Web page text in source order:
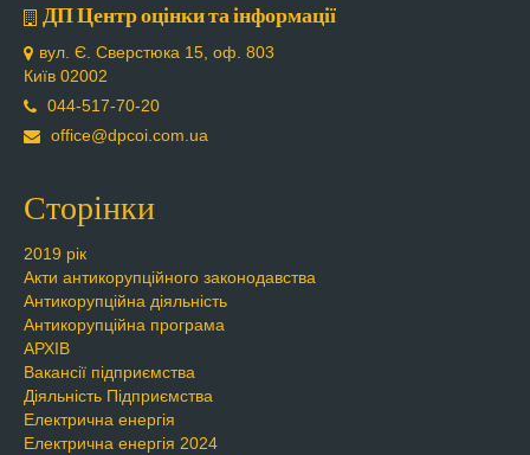
ДП Центр оцінки та інформації
вул. Є. Сверстюка 15, оф. 803
Київ 02002
044-517-70-20
office@dpcoi.com.ua
Сторінки
2019 рік
Акти антикорупційного законодавства
Антикорупційна діяльність
Антикорупційна програма
АРХІВ
Вакансії підприємства
Діяльність Підприємства
Електрична енергія
Електрична енергія 2024